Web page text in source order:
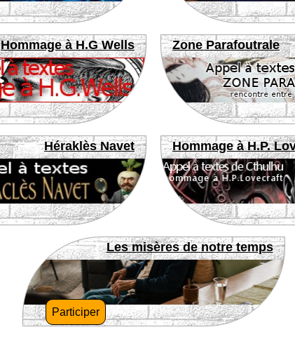
Hommage à H.G Wells Zone Parafoutrale
Héraklès Navet Hommage à H.P.
Les misères de notre temps
Participer